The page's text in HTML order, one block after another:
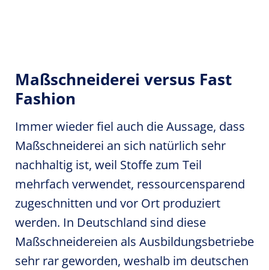
Maßschneiderei versus Fast
Fashion
Immer wieder fiel auch die Aussage, dass
Maßschneiderei an sich natürlich sehr
nachhaltig ist, weil Stoffe zum Teil
mehrfach verwendet, ressourcensparend
zugeschnitten und vor Ort produziert
werden. In Deutschland sind diese
Maßschneidereien als Ausbildungsbetriebe
sehr rar geworden, weshalb im deutschen